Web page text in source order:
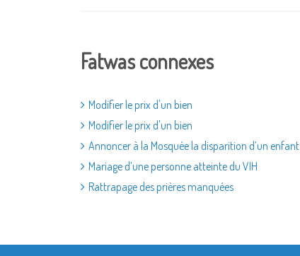
Fatwas connexes
Modifier le prix d'un bien
Modifier le prix d'un bien
Annoncer à la Mosquée la disparition d’un enfant
Mariage d’une personne atteinte du VIH
Rattrapage des prières manquées